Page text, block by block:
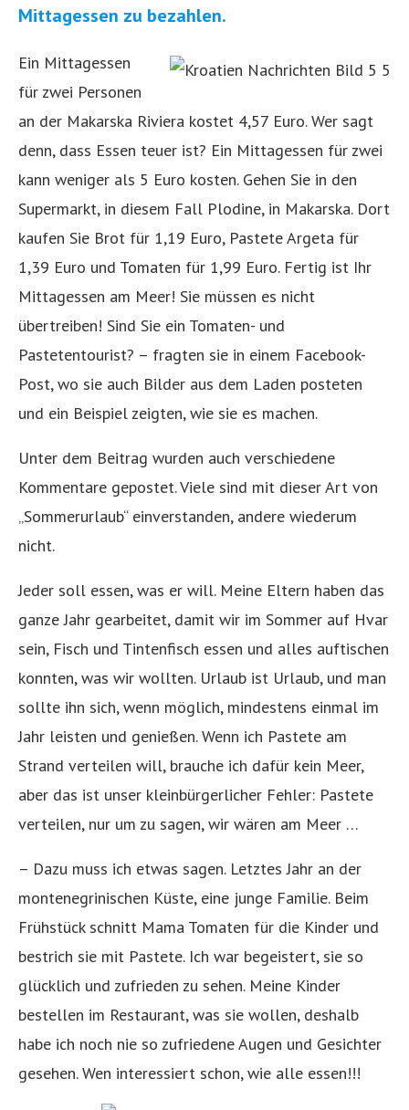
Mittagessen zu bezahlen.
Ein Mittagessen
für zwei Personen
an der Makarska Riviera kostet 4,57 Euro. Wer sagt
denn, dass Essen teuer ist? Ein Mittagessen für zwei
kann weniger als 5 Euro kosten. Gehen Sie in den
Supermarkt, in diesem Fall Plodine, in Makarska. Dort
kaufen Sie Brot für 1,19 Euro, Pastete Argeta für
1,39 Euro und Tomaten für 1,99 Euro. Fertig ist Ihr
Mittagessen am Meer! Sie müssen es nicht
übertreiben! Sind Sie ein Tomaten- und
Pastetentourist? – fragten sie in einem Facebook-
Post, wo sie auch Bilder aus dem Laden posteten
und ein Beispiel zeigten, wie sie es machen.
Unter dem Beitrag wurden auch verschiedene
Kommentare gepostet. Viele sind mit dieser Art von
„Sommerurlaub“ einverstanden, andere wiederum
nicht.
Jeder soll essen, was er will. Meine Eltern haben das
ganze Jahr gearbeitet, damit wir im Sommer auf Hvar
sein, Fisch und Tintenfisch essen und alles auftischen
konnten, was wir wollten. Urlaub ist Urlaub, und man
sollte ihn sich, wenn möglich, mindestens einmal im
Jahr leisten und genießen. Wenn ich Pastete am
Strand verteilen will, brauche ich dafür kein Meer,
aber das ist unser kleinbürgerlicher Fehler: Pastete
verteilen, nur um zu sagen, wir wären am Meer …
– Dazu muss ich etwas sagen. Letztes Jahr an der
montenegrinischen Küste, eine junge Familie. Beim
Frühstück schnitt Mama Tomaten für die Kinder und
bestrich sie mit Pastete. Ich war begeistert, sie so
glücklich und zufrieden zu sehen. Meine Kinder
bestellen im Restaurant, was sie wollen, deshalb
habe ich noch nie so zufriedene Augen und Gesichter
gesehen. Wen interessiert schon, wie alle essen!!!